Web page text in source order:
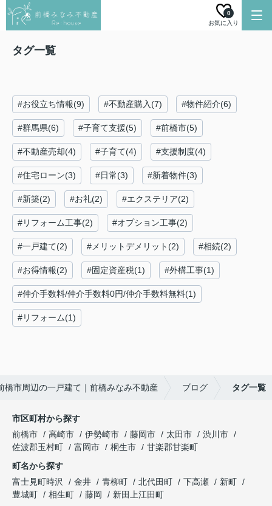
お気に入り
0
タグ一覧
#お役立ち情報(9) #不動産購入(7) #物件紹介(6)
#群馬県(6) #子育て支援(5) #前橋市(5)
#不動産売却(4) #子育て(4) #支援制度(4)
#住宅ローン(3) #日常(3) #新着物件(3)
#新築(2) #お礼(2) #エクステリア(2)
#リフォーム工事(2) #オプション工事(2)
#一戸建て(2) #メリットデメリット(2) #相続(2)
#お得情報(2) #固定資産税(1) #外構工事(1)
#仲介手数料/仲介手数料0円/仲介手数料無料(1)
#リフォーム(1)
橋市周辺の一戸建て｜前橋みなみ不動産 ブログ タグ一覧
市区町村から探す
前橋市
高崎市 伊勢崎市 藤岡市 太田市
渋川市
佐波郡玉村町
富岡市 桐生市
甘楽郡甘楽町
町名から探す
富士見町時沢
金井 青柳町 北代田町 下高瀬
新町
豊城町
相生町 藤岡
新田上江田町